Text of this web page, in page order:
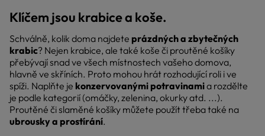
Klíčem jsou krabice a koše.
Schválně, kolik doma najdete prázdných a zbytečných
krabic? Nejen krabice, ale také koše či proutěné košíky
přebývají snad ve všech místnostech vašeho domova,
hlavně ve skříních. Proto mohou hrát rozhodující roli i ve
spíži. Naplňte je konzervovanými potravinamia rozdělte
je podle kategorií (omáčky, zelenina, okurky atd. ...).
Proutěné či slaměné košíky můžete použít třeba také na
ubrousky a prostírání.